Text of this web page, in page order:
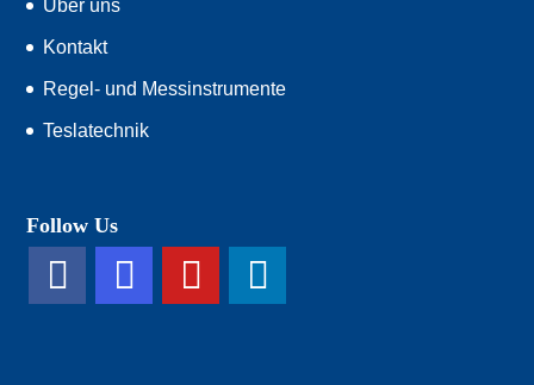
Über uns
Kontakt
Regel- und Messinstrumente
Teslatechnik
Follow Us